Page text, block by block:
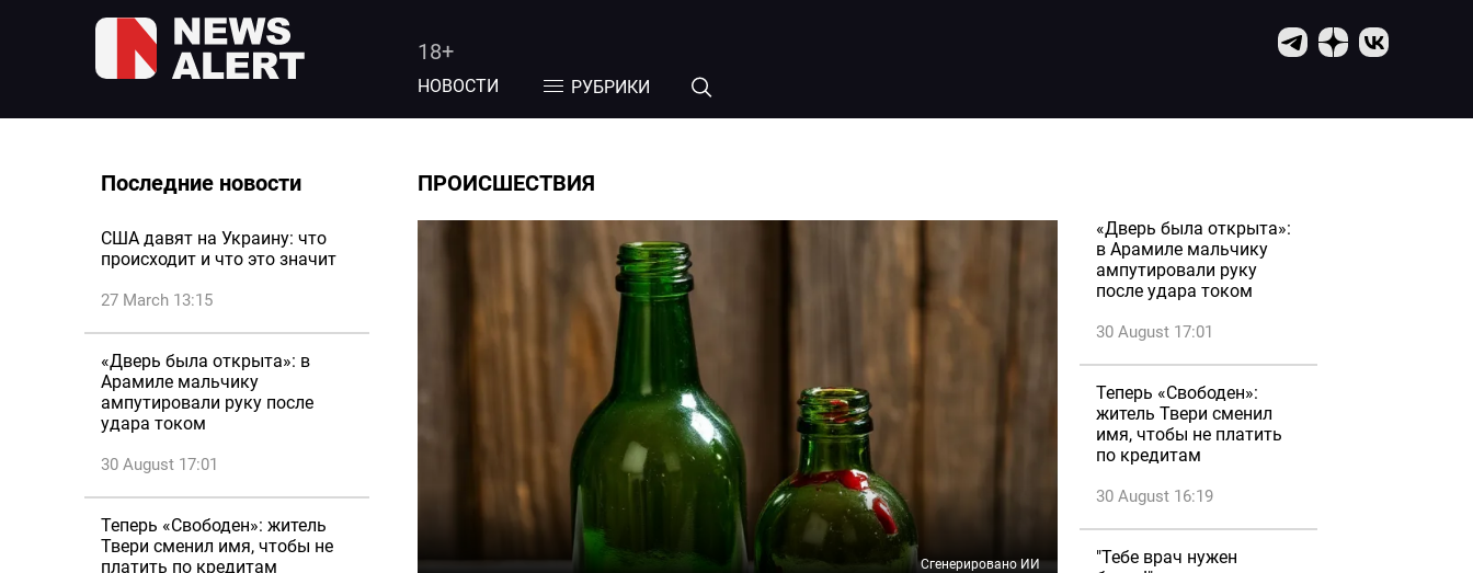
18+
НОВОСТИ РУБРИКИ
Последние новости
США давят на Украину: что
происходит и что это значит
27 March 13:15
«Дверь была открыта»: в
Арамиле мальчику
ампутировали руку после
удара током
30 August 17:01
Теперь «Свободен»: житель
Твери сменил имя, чтобы не
платить по кредитам
ПРОИСШЕСТВИЯ
Сгенерировано ИИ
«Дверь была открыта»:
в Арамиле мальчику
ампутировали руку
после удара током
30 August 17:01
Теперь «Свободен»:
житель Твери сменил
имя, чтобы не платить
по кредитам
30 August 16:19
"Тебе врач нужен